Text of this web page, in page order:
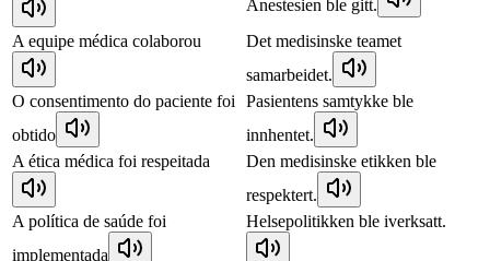
Anestesien ble gitt.
A equipe médica colaborou
Det medisinske teamet
samarbeidet.
O consentimento do paciente foi
obtido
Pasientens samtykke ble
innhentet.
A ética médica foi respeitada
Den medisinske etikken ble
respektert.
A política de saúde foi
implementada
Helsepolitikken ble iverksatt.